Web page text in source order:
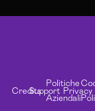
CreditsSupport
Politiche
Aziendali
Privacy